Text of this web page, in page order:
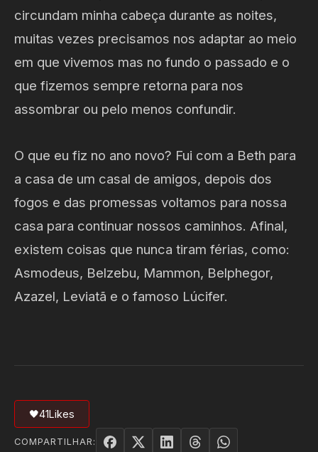
circundam minha cabeça durante as noites,
muitas vezes precisamos nos adaptar ao meio
em que vivemos mas no fundo o passado e o
que fizemos sempre retorna para nos
assombrar ou pelo menos confundir.
O que eu fiz no ano novo? Fui com a Beth para
a casa de um casal de amigos, depois dos
fogos e das promessas voltamos para nossa
casa para continuar nossos caminhos. Afinal,
existem coisas que nunca tiram férias, como:
Asmodeus, Belzebu, Mammon, Belphegor,
Azazel, Leviatã e o famoso Lúcifer.
🖤41Likes
COMPARTILHAR: